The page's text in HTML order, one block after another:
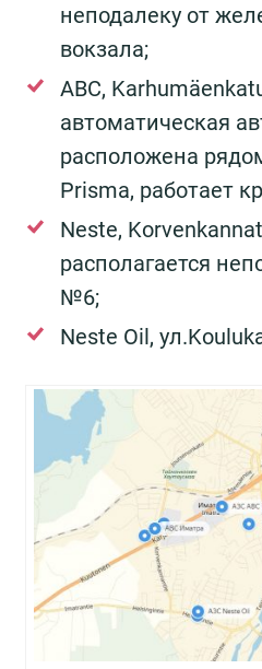
неподалеку от
вокзала;
ABC,
автоматическая
расположена
Prisma, работает
Neste,
располагается
№6;
Neste Oil,